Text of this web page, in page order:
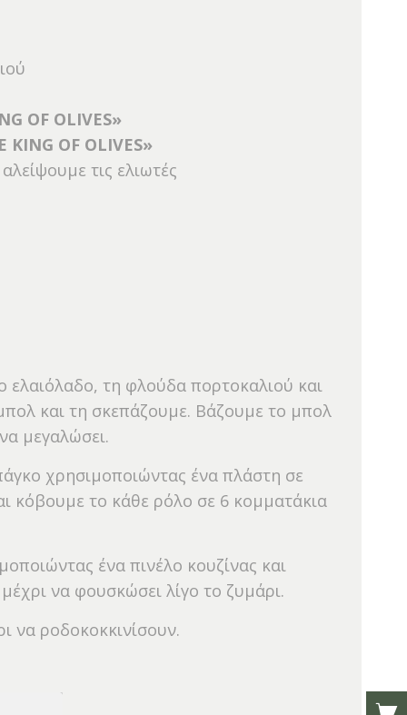
OF OLIVES»
KING OF OLIVES»
τις ελιωτές
ελαιόλαδο, τη φλούδα πορτοκαλιού και
και τη σκεπάζουμε. Βάζουμε το μπολ
μεγαλώσει.
χρησιμοποιώντας ένα πλάστη σε
κόβουμε το κάθε ρόλο σε 6 κομματάκια
ένα πινέλο κουζίνας και
να φουσκώσει λίγο το ζυμάρι.
να ροδοκοκκινίσουν.